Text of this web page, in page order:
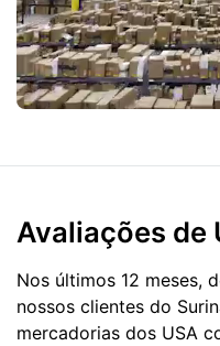
Avaliações de
Nos últimos 12 meses,
nossos clientes do
mercadorias dos USA